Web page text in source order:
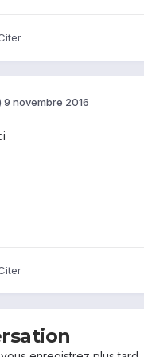
9 novembre 2016